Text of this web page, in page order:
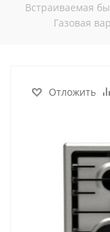
Встраиваемая
Газовая
Отложить